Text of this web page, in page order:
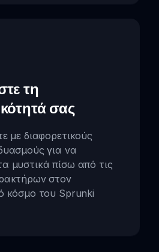
τη
σας
με διαφορετικούς
για να
μυστικά πίσω από τις
στον
κόσμο του Sprunki